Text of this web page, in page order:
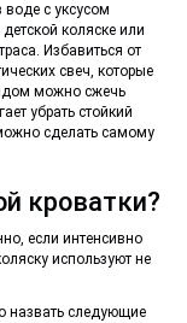
с уксусом
коляске или
Избавиться от
свеч, которые
можно сжечь
убрать стойкий
сделать самому
кроватки?
если интенсивно
используют не
назвать следующие